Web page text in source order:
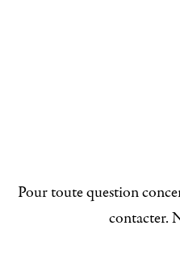
Pour toute question
contacter.